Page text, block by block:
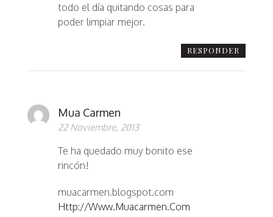
todo el día quitando cosas para
poder limpiar mejor.
RESPONDER
Mua Carmen
22 Noviembre, 2013
Te ha quedado muy bonito ese
rincón!
muacarmen.blogspot.com
Http://www.muacarmen.com